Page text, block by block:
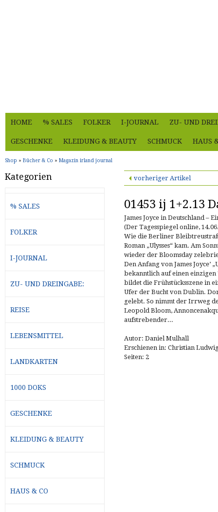
HOME % SALES FOLKER I-JOURNAL ZU- UND
GESCHENKE KLEIDUNG & BEAUTY SCHMUCK HAUS
Shop » Bücher & Co » Magazin irland journal
vorheriger Artikel
01453 ij 1+2.13
James Joyce in Deutschland –
(Der Tagesspiegel online,
Wie die Berliner
Roman „Ulysses“ kam. Am
wieder der Bloomsday
Den Anfang von James Joyce’
bekanntlich auf einen einzigen
bildet die Frühstücksszene in
Ufer der Bucht von Dublin.
gelebt. So nimmt der Irrweg
Leopold Bloom,
aufstrebender...
Autor: Daniel Mulhall
Erschienen in: Christian
Seiten: 2
Kategorien
% SALES
FOLKER
I-JOURNAL
ZU- UND DREINGABE:
REISE
LEBENSMITTEL
LANDKARTEN
1000 DOKS
GESCHENKE
KLEIDUNG & BEAUTY
SCHMUCK
HAUS & CO